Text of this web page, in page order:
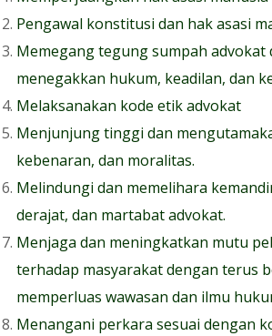
Pengawal konstitusi dan hak asasi
Memegang tegung sumpah advokat
menegakkan hukum, keadilan, dan
Melaksanakan kode etik advokat
Menjunjung tinggi dan
kebenaran, dan moralitas.
Melindungi dan memelihara
derajat, dan martabat advokat.
Menjaga dan meningkatkan mutu
terhadap masyarakat dengan terus
memperluas wawasan dan ilmu
Menangani perkara sesuai dengan